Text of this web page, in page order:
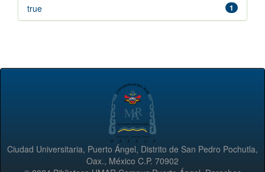
1
true
Ciudad Universitaria, Puerto Ángel, Distrito de San Pedro Pochutla,
Oax., México C.P. 70902